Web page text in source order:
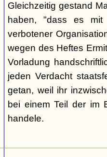
Gleichzeitig gestand
haben, "dass es
verbotener
wegen des Heftes
Vorladung
jeden Verdacht
getan, weil ihr
bei einem Teil der im
handele.